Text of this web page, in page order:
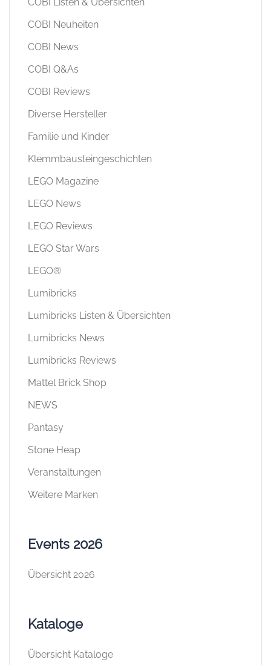
COBI Neuheiten
COBI News
COBI Q&As
COBI Reviews
Diverse Hersteller
Familie und Kinder
Klemmbausteingeschichten
LEGO Magazine
LEGO News
LEGO Reviews
LEGO Star Wars
LEGO®
Lumibricks
Lumibricks Listen & Übersichten
Lumibricks News
Lumibricks Reviews
Mattel Brick Shop
NEWS
Pantasy
Stone Heap
Veranstaltungen
Weitere Marken
Events 2026
Übersicht 2026
Kataloge
Übersicht Kataloge